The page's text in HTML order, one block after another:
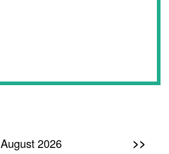
August 2026 >>